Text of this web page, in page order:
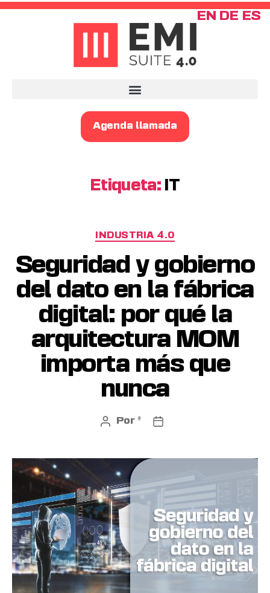
Agenda llamada
Etiqueta: IT
INDUSTRIA 4.0
Seguridad y gobierno
del dato en la fábrica
digital: por qué la
arquitectura MOM
importa más que
nunca
Porª
EN DE ES